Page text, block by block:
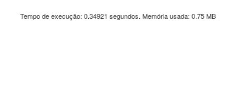
Tempo de execução: 0.34921 segundos. Memória usada: 0.75 MB